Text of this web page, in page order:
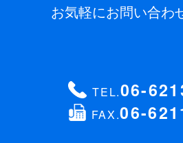
お気軽にお問い合わ
TEL.06-
FAX.06-